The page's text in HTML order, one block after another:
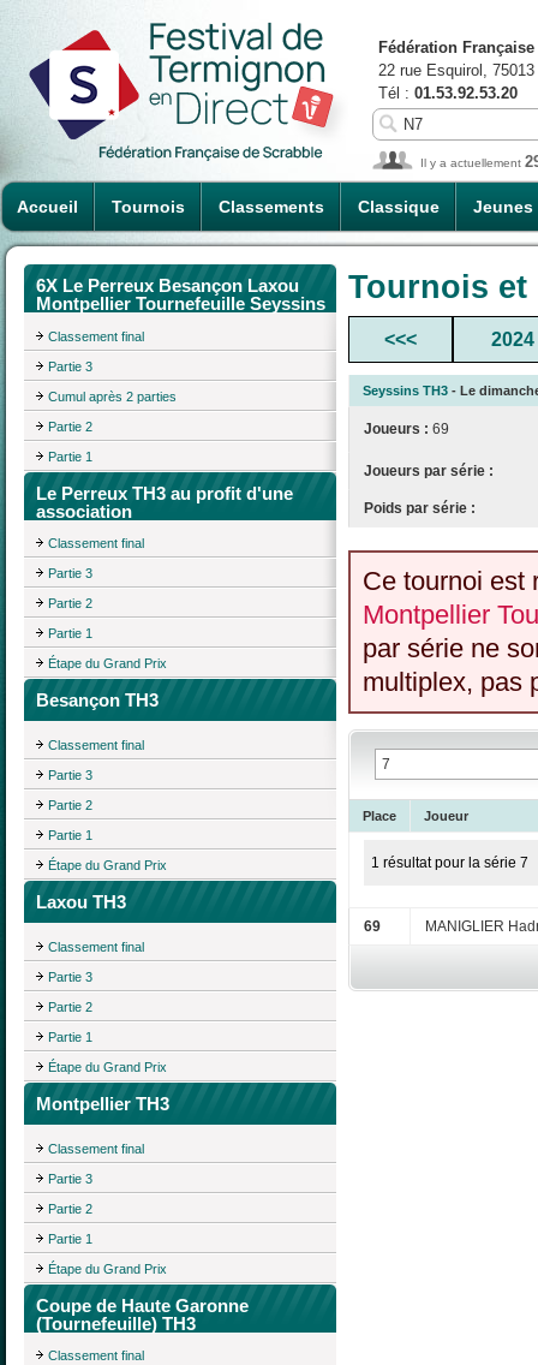
Accueil Tournois Classements Classique Jeunes
Fédération
22 rue Esquirol,
Tél : 01.53.92.53.20
Il y a actuellement
6X Le Perreux Besançon Laxou
Montpellier Tournefeuille Seyssins
Classement final
Partie 3
Cumul après 2 parties
Partie 2
Partie 1
Le Perreux TH3 au profit d'une
association
Classement final
Partie 3
Partie 2
Partie 1
Étape du Grand Prix
Besançon TH3
Classement final
Partie 3
Partie 2
Partie 1
Étape du Grand Prix
Laxou TH3
Classement final
Partie 3
Partie 2
Partie 1
Étape du Grand Prix
Montpellier TH3
Classement final
Partie 3
Partie 2
Partie 1
Étape du Grand Prix
Coupe de Haute Garonne
(Tournefeuille) TH3
Classement final
Tournois
<<< 2024
Seyssins TH3 - Le
Joueurs : 69
Joueurs par série :
Poids par série :
Ce tournoi est
Montpellier
par série ne
multiplex, pas
Place Joueur
1 résultat pour la série 7
69 MANIGLIER